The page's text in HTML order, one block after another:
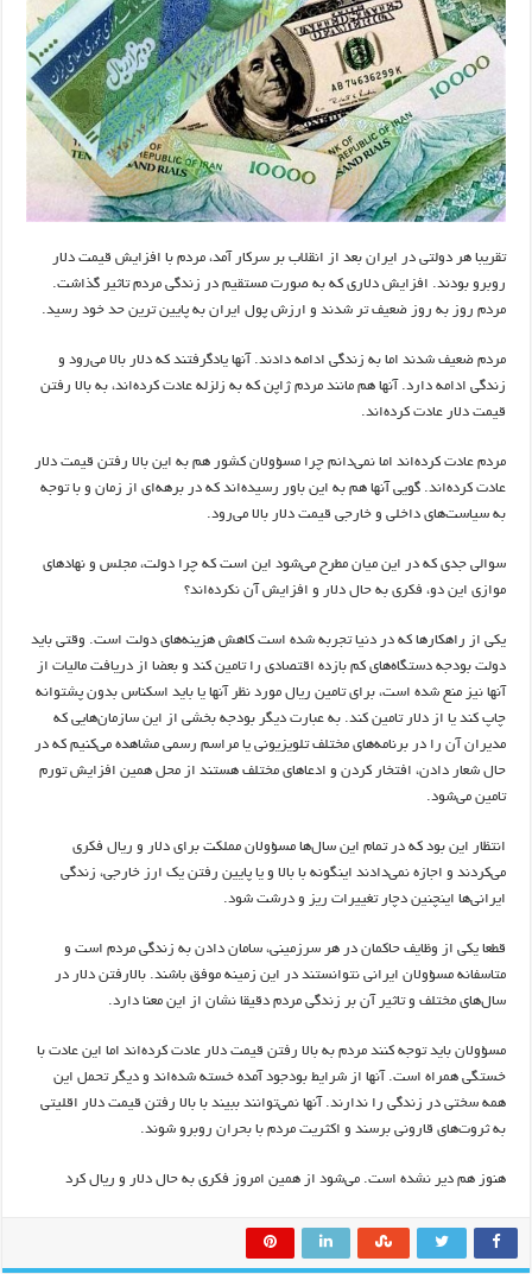
تقریبا هر دولتی در ایران بعد از انقلاب بر سرکار آمد، مردم با افزایش قیمت دلار
روبرو بودند. افزایش دلاری که به صورت مستقیم در زندگی مردم تاثیر گذاشت.
مردم روز به روز ضعیف تر شدند و ارزش پول ایران به پایین ترین حد خود رسید.
مردم ضعیف شدند اما به زندگی ادامه دادند. آنها یادگرفتند که دلار بالا می‌رود و
زندگی ادامه دارد. آنها هم مانند مردم ژاپن که به زلزله عادت کرده‌اند، به بالا رفتن
قیمت دلار عادت کرده‌اند.
مردم عادت کرده‌اند اما نمی‌دانم چرا مسؤولان کشور هم به این بالا رفتن قیمت دلار
عادت کرده‌اند. گویی آنها هم به این باور رسیده‌اند که در برهه‌ای از زمان و با توجه
به سیاست‌های داخلی و خارجی قیمت دلار بالا می‌رود.
سوالی جدی که در این میان مطرح می‌شود این است که چرا دولت، مجلس و نهادهای
موازی این دو، فکری به حال دلار و افزایش آن نکرده‌اند؟
یکی از راهکارها که در دنیا تجربه شده است کاهش هزینه‌های دولت است. وقتی باید
دولت بودجه‌ دستگاه‌های کم بازده اقتصادی را تامین کند و بعضا از دریافت مالیات از
آنها نیز منع شده است، برای تامین ریال مورد نظر آنها یا باید اسکناس بدون پشتوانه
چاپ کند یا از دلار تامین کند. به عبارت دیگر بودجه بخشی از این سازمان‌هایی که
مدیران آن را در برنامه‌های مختلف تلویزیونی یا مراسم رسمی مشاهده می‌کنیم که در
حال شعار دادن، افتخار کردن و ادعاهای مختلف هستند از محل همین افزایش تورم
تامین می‌شود.
انتظار این بود که در تمام این سال‌ها مسؤولان مملکت برای دلار و ریال فکری
می‌کردند و اجازه نمی‌دادند اینگونه با بالا و یا پایین رفتن یک ارز خارجی، زندگی
ایرانی‌ها اینچنین دچار تغییرات ریز و درشت شود.
قطعا یکی از وظایف حاکمان در هر سرزمینی، سامان دادن به زندگی مردم است و
متاسفانه مسؤولان ایرانی نتوانستند در این زمینه موفق باشند. بالارفتن دلار در
سال‌های مختلف و تاثیر آن بر زندگی مردم دقیقا نشان از این معنا دارد.
مسؤولان باید توجه کنند مردم به بالا رفتن قیمت دلار عادت کرده‌اند اما این عادت با
خستگی همراه است. آنها از شرایط بودجود آمده خسته شده‌اند و دیگر تحمل این
همه سختی در زندگی را ندارند. آنها نمی‌توانند ببیند با بالا رفتن قیمت دلار اقلیتی
به ثروت‌های قارونی برسند و اکثریت مردم با بحران روبرو شوند.
هنوز هم دیر نشده است. می‌شود از همین امروز فکری به حال دلار و ریال کرد